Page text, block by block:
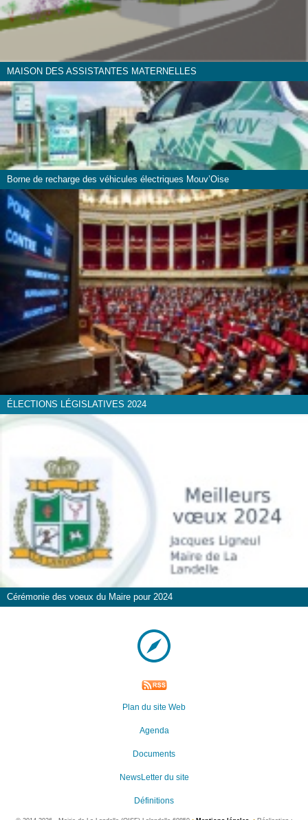
MAISON DES ASSISTANTES MATERNELLES
Borne de recharge des véhicules électriques Mouv’Oise
ÉLECTIONS LÉGISLATIVES 2024
Cérémonie des voeux du Maire pour 2024
Plan du site Web
Agenda
Documents
NewsLetter du site
Définitions